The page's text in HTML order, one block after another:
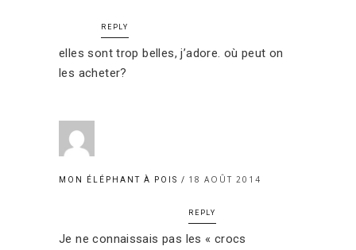
REPLY
elles sont trop belles, j’adore. où peut on
les acheter?
MON ÉLÉPHANT À POIS 18 AOÛT 2014
REPLY
Je ne connaissais pas les « crocs